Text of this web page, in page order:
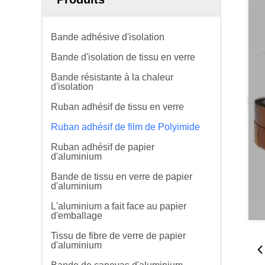
Bande adhésive d'isolation
Bande d'isolation de tissu en verre
Bande résistante à la chaleur
d'isolation
Ruban adhésif de tissu en verre
Ruban adhésif de film de Polyimide
Ruban adhésif de papier
d'aluminium
Bande de tissu en verre de papier
d'aluminium
L'aluminium a fait face au papier
d'emballage
Tissu de fibre de verre de papier
d'aluminium